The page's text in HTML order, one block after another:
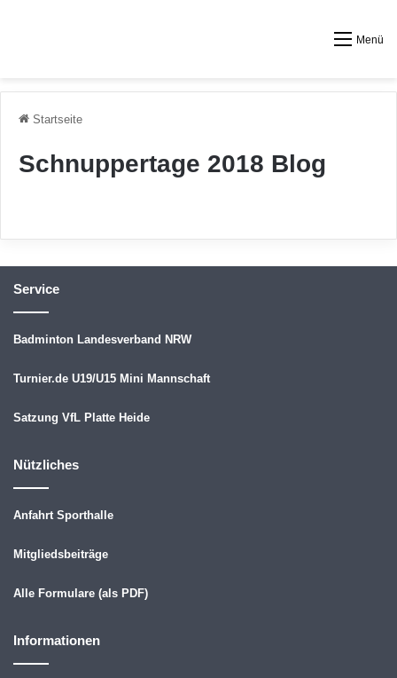
Menü
Startseite
Schnuppertage 2018 Blog
Service
Badminton Landesverband NRW
Turnier.de U19/U15 Mini Mannschaft
Satzung VfL Platte Heide
Nützliches
Anfahrt Sporthalle
Mitgliedsbeiträge
Alle Formulare (als PDF)
Informationen